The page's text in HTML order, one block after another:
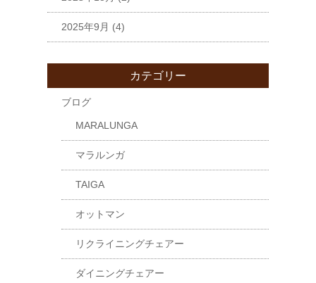
2025年9月 (4)
カテゴリー
ブログ
MARALUNGA
マラルンガ
TAIGA
オットマン
リクライニングチェアー
ダイニングチェアー